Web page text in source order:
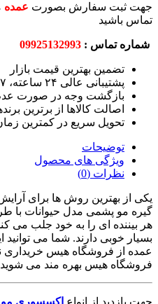
بصورت عمدهمیتوانید از
:
09925132993
بهترین قیمت بازار
۲۴ ساعته، ۷ روز هفته
وجه در صورت عدم رضایت
کالاها از برترین برندها
سریع در کمترین زمان ممکن
های محصول
روش ها برای آرایش مو
مدل حیوانات با طرح و رنگ
را به خود جلب می کند. این
دارند. شما می توانید این محصول
هیس خریداری نمایید. با
بهره مند می شوید.
انواع اکسسوری موفروشگاه